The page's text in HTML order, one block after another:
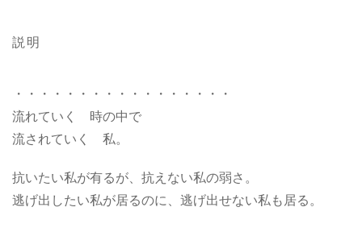
説明
・・・・・・・・・・・・・・・・・
流れていく 時の中で
流されていく 私。
抗いたい私が有るが、抗えない私の弱さ。
逃げ出したい私が居るのに、逃げ出せない私も居る。